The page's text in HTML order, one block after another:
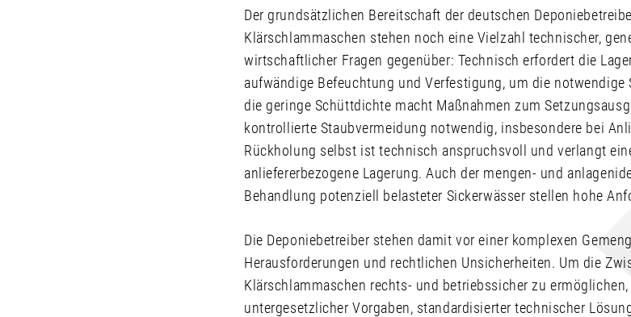
Der grundsätzlichen Bereitschaft der deutschen
Klärschlammaschen stehen noch eine Vielzahl technischer,
wirtschaftlicher Fragen gegenüber: Technisch erfordert die
aufwändige Befeuchtung und Verfestigung, um die notwendige
die geringe Schüttdichte macht Maßnahmen zum
kontrollierte Staubvermeidung notwendig, insbesondere bei
Rückholung selbst ist technisch anspruchsvoll und verlangt
anliefererbezogene Lagerung. Auch der mengen- und
Behandlung potenziell belasteter Sickerwässer stellen hohe
Die Deponiebetreiber stehen damit vor einer komplexen
Herausforderungen und rechtlichen Unsicherheiten. Um die
Klärschlammaschen rechts- und betriebssicher zu
untergesetzlicher Vorgaben, standardisierter technischer